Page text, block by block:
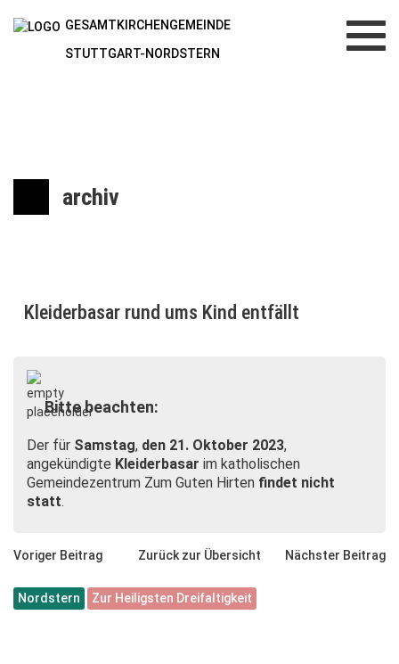
GESAMTKIRCHENGEMEINDE
STUTTGART-NORDSTERN
archiv
Kleiderbasar rund ums Kind entfällt
Bitte beachten:
Der für Samstag, den 21. Oktober 2023,
angekündigte Kleiderbasar im katholischen
Gemeindezentrum Zum Guten Hirten findet nicht
statt.
Voriger Beitrag Zurück zur Übersicht Nächster Beitrag
Nordstern Zur Heiligsten Dreifaltigkeit